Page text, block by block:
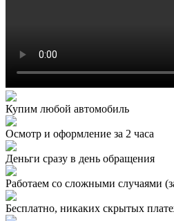
Купим любой автомобиль
Осмотр и оформление за 2 часа
Деньги сразу в день обращения
Работаем со сложными случаями
Бесплатно, никаких скрытых